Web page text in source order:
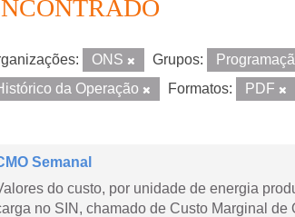
ONS Grupos:
da Operação
Formatos: PDF
Semanal
do custo, por unidade de energia
no SIN, chamado de Custo Marginal de